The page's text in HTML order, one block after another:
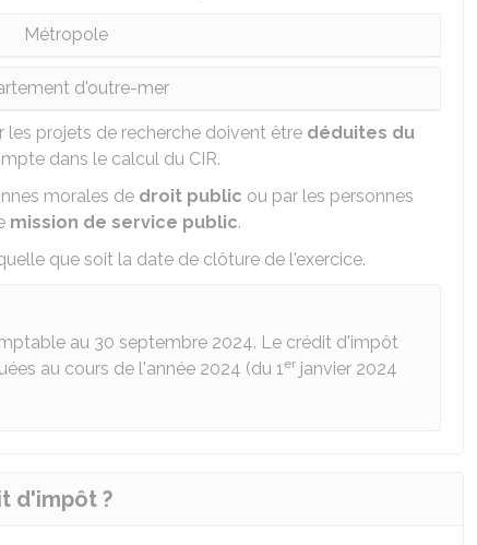
Métropole
d'outre-mer
projets de recherche doivent être déduites du
dans le calcul du CIR.
morales de droit public ou par les personnes
mission de service public.
que soit la date de clôture de l'exercice.
au 30 septembre 2024. Le crédit d'impôt
au cours de l'année 2024 (du 1er janvier 2024
d'impôt ?